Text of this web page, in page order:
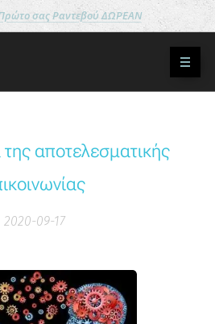
Πρώτο σας Ραντεβού ΔΩΡΕΑΝ
αποτελεσματικής
2020-09-17